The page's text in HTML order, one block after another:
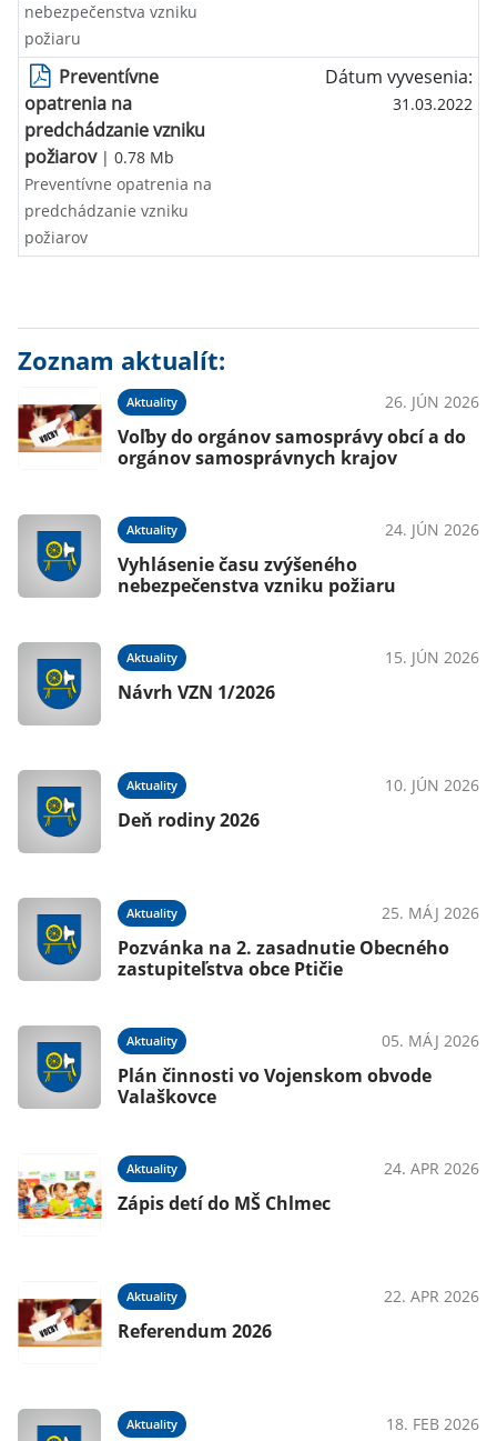
nebezpečenstva vzniku
požiaru
Preventívne
opatrenia na
predchádzanie vzniku
požiarov| 0.78 Mb
Dátum vyvesenia:
31.03.2022
Preventívne opatrenia na
predchádzanie vzniku
požiarov
Zoznam aktualít:
Aktuality 26. JÚN 2026
Voľby do orgánov samosprávy obcí a do
orgánov samosprávnych krajov
Aktuality 24. JÚN 2026
Vyhlásenie času zvýšeného
nebezpečenstva vzniku požiaru
Aktuality 15. JÚN 2026
Návrh VZN 1/2026
Aktuality 10. JÚN 2026
Deň rodiny 2026
Aktuality 25. MÁJ 2026
Pozvánka na 2. zasadnutie Obecného
zastupiteľstva obce Ptičie
Aktuality 05. MÁJ 2026
Plán činnosti vo Vojenskom obvode
Valaškovce
Aktuality 24. APR 2026
Zápis detí do MŠ Chlmec
Aktuality 22. APR 2026
Referendum 2026
Aktuality 18. FEB 2026